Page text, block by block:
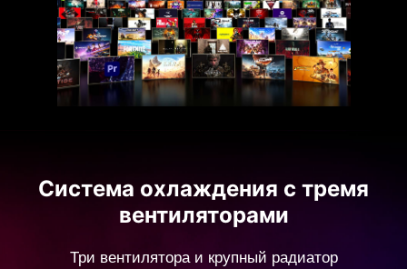
Система охлаждения с тремя
вентиляторами
Три вентилятора и крупный радиатор